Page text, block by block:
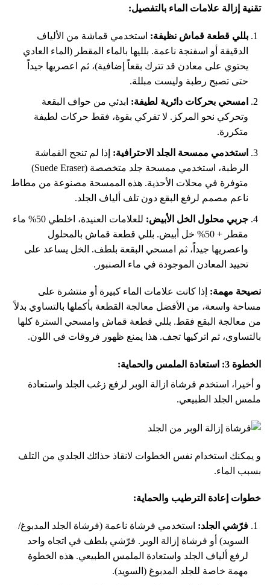
تقنية إزالة علامات الماء بالتفصيل:
بللي قطعة قماش نظيفة: استخدمي قماشة من الألياف
الدقيقة أو اسفنجة ناعمة. بلليها بالماء المقطر (الماء العادي
يحتوي على معادن قد تترك بقعاً إضافية)، ثم اعصريها جيداً
حتى تصبح رطبة وليست مبللة.
امسحي بحركات دائرية لطيفة: ابدئي من حواف البقعة
وتحركي نحو المركز. لا تفركي بقوة، فقط حركات لطيفة
متكررة.
استخدمي ممسحة الجلد الاحترافية: إذا لم تنجح القماشة
الرطبة، استخدمي ممسحة جلد متخصصة (Suede Eraser)
متوفرة في محلات الأحذية. هذه الممسحة مصنوعة من مطاط
ناعم مصمم لرفع البقع دون تلف ألياف الجلد.
جربي محلول الخل الأبيض:
للعلامات العنيدة، اخلطي 50% ماء
مقطر + 50% خل أبيض. بللي قطعة قماش بالمحلول
واعصريها جيداً، ثم امسحي البقعة بلطف. الخل يساعد على
تحييد المعادن الموجودة في ماء الصنبور.
نصيحة مهمة: إذا كانت علامات الماء كبيرة أو منتشرة على
مساحة واسعة، من الأفضل معالجة القطعة بأكملها بالتساوي بدلاً
من معالجة البقع فقط. بللي قطعة قماش وامسحي السترة كلها
بالتساوي، ثم اتركيها تجف. هذا يمنع ظهور فروقات في اللون.
الخطوة 3: استعادة الملمس والحماية:
و أخيرا، استخدم فرشاة ازالة الوبر لرفع زغب الجلد واستعادة
ملمس الجلد الطبيعي.
و يمكنك استخدام نفس الخطوات لانقاذ حذائك الجلدي من التلف
بسبب الماء.
خطوات إعادة الترطيب والحماية:
فرّشي الجلد: استخدمي فرشاة ناعمة (فرشاة الجلد المدبوغ/
السويد) أو فرشاة إزالة الوبر. فرّشي بلطف في اتجاه واحد
لرفع ألياف الجلد واستعادة الملمس الطبيعي. هذه الخطوة
مهمة خاصة للجلد المدبوغ (السويد).